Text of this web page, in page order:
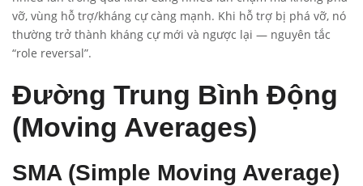
vỡ, vùng hỗ trợ/kháng cự càng mạnh. Khi hỗ trợ bị phá vỡ, nó
thường trở thành kháng cự mới và ngược lại — nguyên tắc
“role reversal”.
Đường Trung Bình Động
(Moving Averages)
SMA (Simple Moving Average)